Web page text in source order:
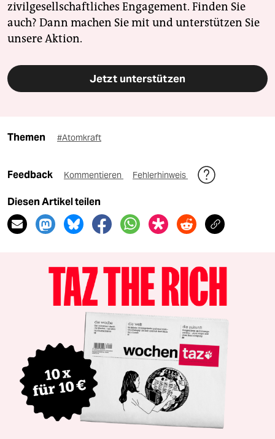
zivilgesellschaftliches Engagement. Finden Sie
auch? Dann machen Sie mit und unterstützen Sie
unsere Aktion.
Jetzt unterstützen
Themen #Atomkraft
Feedback Kommentieren Fehlerhinweis
Diesen Artikel teilen